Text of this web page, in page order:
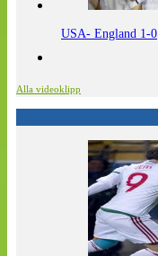
USA- England 1-0
Alla videoklipp